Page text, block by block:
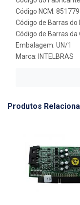
Código NCM:
Código de Barras
Código de Barras
Embalagem: UN/1
Marca: INTELBRAS
Produtos